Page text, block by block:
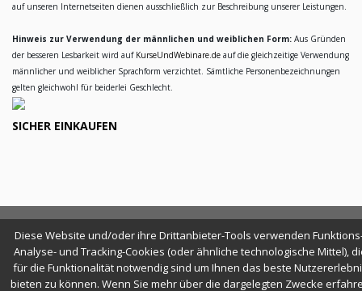
auf unseren Internetseiten dienen ausschließlich zur Beschreibung unserer Leistungen.
Hinweis zur Verwendung der männlichen und weiblichen Form: Aus Gründen
der besseren Lesbarkeit wird auf KurseUndWebinare.de auf die gleichzeitige Verwendung
männlicher und weiblicher Sprachform verzichtet. Sämtliche Personenbezeichnungen
gelten gleichwohl für beiderlei Geschlecht.
SICHER EINKAUFEN
KURSE & WEBINARE — BLEIBEN SIE NEUGIERIG!
Diese Website und/oder ihre Drittanbieter-Tools verwenden
Analyse- und Tracking-Cookies (oder ähnliche technologische Mittel),
für die Funktionalität notwendig sind um Ihnen das beste
bieten zu können. Wenn Sie mehr über die dargelegten Zwecke